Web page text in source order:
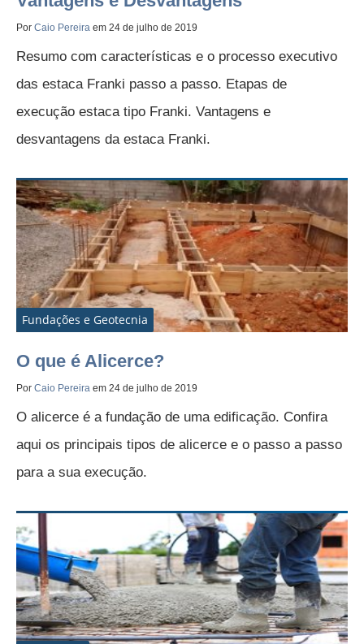
Por Caio Pereira em 24 de julho de 2019
Resumo com características e o processo executivo
das estaca Franki passo a passo. Etapas de
execução estaca tipo Franki. Vantagens e
desvantagens da estaca Franki.
Fundações e Geotecnia
O que é Alicerce?
Por Caio Pereira em 24 de julho de 2019
O alicerce é a fundação de uma edificação. Confira
aqui os principais tipos de alicerce e o passo a passo
para a sua execução.